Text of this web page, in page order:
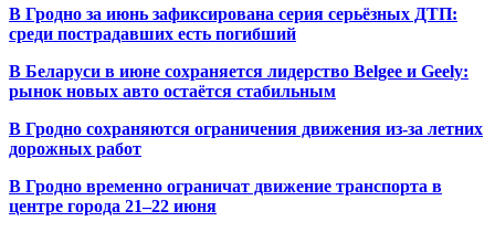
В Гродно за июнь зафиксирована серия серьёзных ДТП:
среди пострадавших есть погибший
В Беларуси в июне сохраняется лидерство Belgee и Geely:
рынок новых авто остаётся стабильным
В Гродно сохраняются ограничения движения из-за летних
дорожных работ
В Гродно временно ограничат движение транспорта в
центре города 21–22 июня